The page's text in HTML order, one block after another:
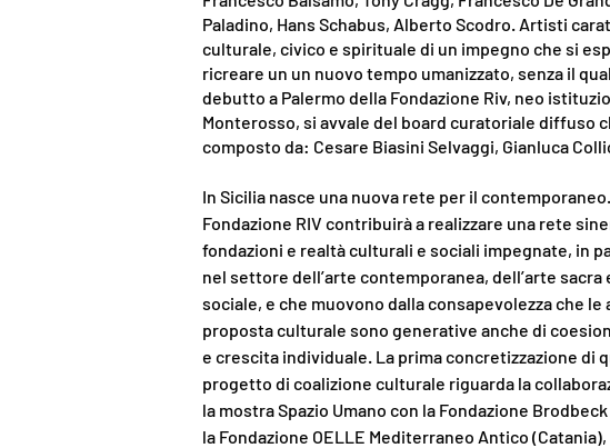
Paladino, Hans Schabus, Alberto Scodro. Artisti
culturale, civico e spirituale di un impegno che si
ricreare un un nuovo tempo umanizzato, senza il
debutto a Palermo della Fondazione Riv, neo
Monterosso, si avvale del board curatoriale diffuso
composto da: Cesare Biasini Selvaggi, Gianluca
In Sicilia nasce una nuova rete per il
Fondazione RIV contribuirà a realizzare una rete
fondazioni e realtà culturali e sociali impegnate, in
nel settore dell’arte contemporanea, dell’arte sacra
sociale, e che muovono dalla consapevolezza che le
proposta culturale sono generative anche di
e crescita individuale. La prima concretizzazione di
progetto di coalizione culturale riguarda la
la mostra Spazio Umano con la Fondazione
la Fondazione OELLE Mediterraneo Antico (Catania),